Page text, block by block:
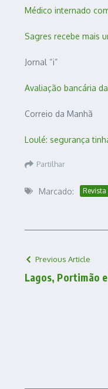
Médico internado
Sagres recebe mais
Jornal “i”
Avaliação bancária
Correio da Manhã
Loulé: segurança
Partilhar
Marcado:
Previous Article
Lagos, Portimão